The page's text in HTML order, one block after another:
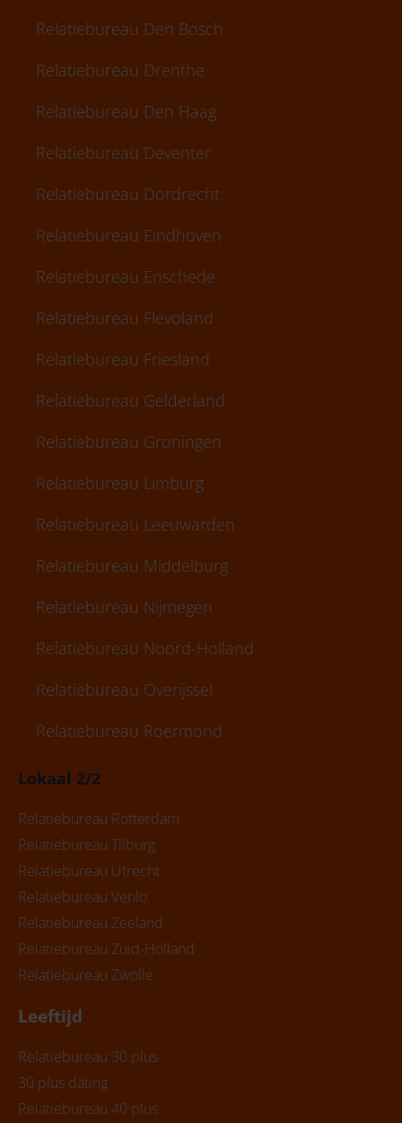
Relatiebureau Den Bosch
Relatiebureau Drenthe
Relatiebureau Den Haag
Relatiebureau Deventer
Relatiebureau Dordrecht
Relatiebureau Eindhoven
Relatiebureau Enschede
Relatiebureau Flevoland
Relatiebureau Friesland
Relatiebureau Gelderland
Relatiebureau Groningen
Relatiebureau Limburg
Relatiebureau Leeuwarden
Relatiebureau Middelburg
Relatiebureau Nijmegen
Relatiebureau Noord-Holland
Relatiebureau Overijssel
Relatiebureau Roermond
Lokaal 2/2
Relatiebureau Rotterdam
Relatiebureau Tilburg
Relatiebureau Utrecht
Relatiebureau Venlo
Relatiebureau Zeeland
Relatiebureau Zuid-Holland
Relatiebureau Zwolle
Leeftijd
Relatiebureau 30 plus
30 plus dating
Relatiebureau 40 plus